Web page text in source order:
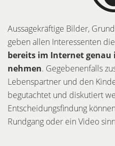
Aussagekräftige Bilder,
geben allen Interessenten
bereits im Internet genau
nehmen. Gegebenenfalls
Lebenspartner und den
begutachtet und diskutiert
Entscheidungsfindung
Rundgang oder ein Video